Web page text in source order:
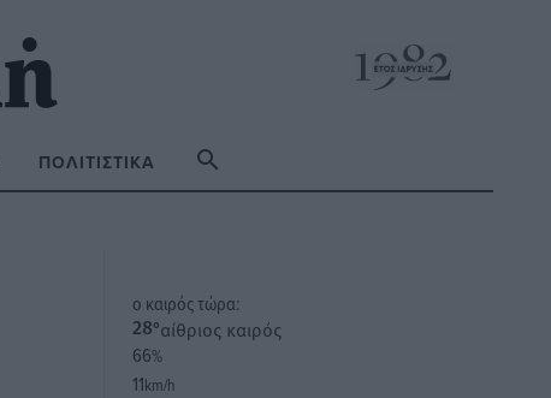
ΠΟΛΙΤΙΣΤΙΚΆ
o καιρός τώρα:
28°αίθριος καιρός
66%
11km/h